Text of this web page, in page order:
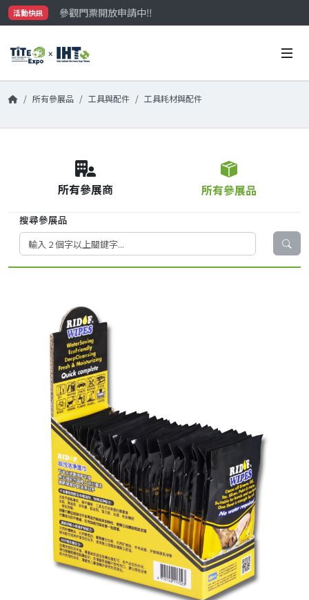
活動快訊
參觀門票開放申請中‼️
最大規模台灣五金展TiTE x IHT，2026/10/20-22與您在
所有參展品 工具與配件 工具耗材與配件
所有參展商 所有參展品
搜尋參展品